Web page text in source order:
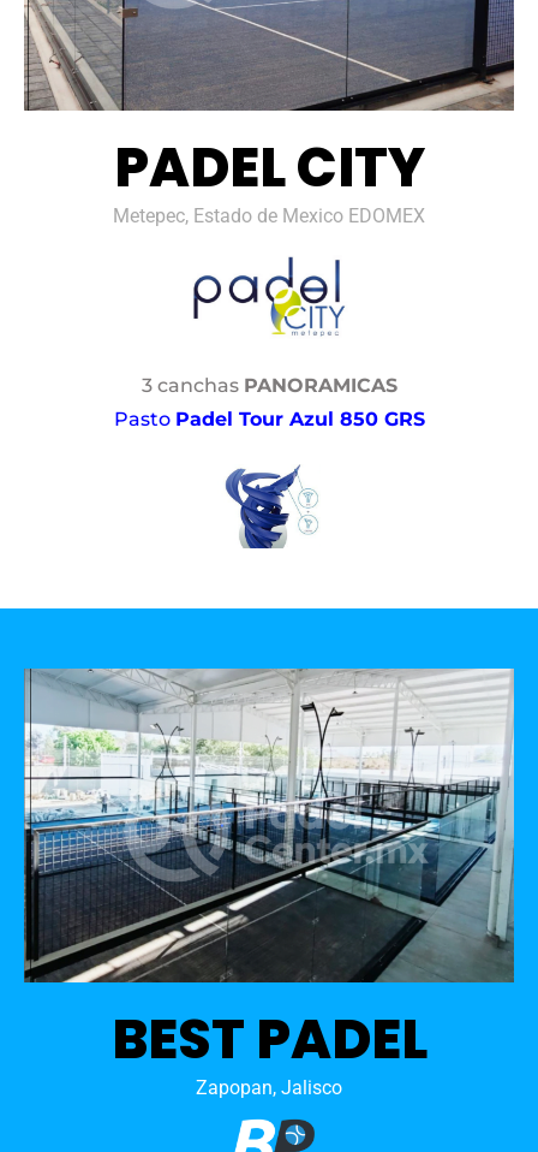
PADEL CITY
Metepec, Estado de Mexico EDOMEX
3 canchas PANORAMICAS
Pasto Padel Tour Azul 850 GRS
BEST PADEL
Zapopan, Jalisco